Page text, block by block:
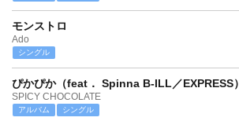
モンストロ
Ado
シングル
ぴかぴか（feat． Spinna B-ILL／EXPRESS）
SPICY CHOCOLATE
アルバム シングル